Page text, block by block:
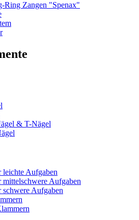
Ring Zangen "Spenax"
& T-Nägel
Aufgaben
Aufgaben
Aufgaben